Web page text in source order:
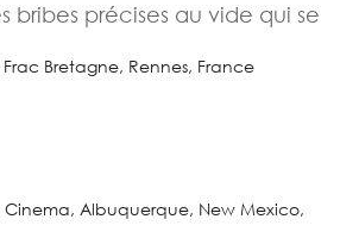
bribes précises au vide qui se
Bretagne, Rennes, France
Cinema, Albuquerque, New Mexico,